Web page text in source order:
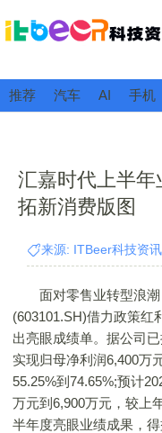
推荐 汽车 AI 手机
汇嘉时代上半
拓新消费版图
来源: ITBeer科技资讯
面对零售业转型浪潮
(603101.SH)借力政策红
出亮眼成绩单。据公司
实现归母净利润6,400万
55.25%到74.65%;预计
万元到6,900万元，较上
半年度亮眼业绩成果，